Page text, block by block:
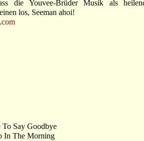
die Youvee-Brüder Musik als
los, Seeman ahoi!
Say Goodbye
In The Morning